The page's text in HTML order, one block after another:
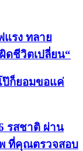
แรง ทลาย
ดชีวิตเปลี่ยน“
ป๊ก็ยอมขอแค่
รสชาติ ผ่าน
ที่คุณตรวจสอบ